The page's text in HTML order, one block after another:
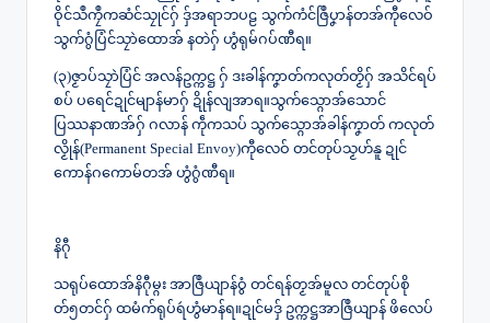
ဝိုင်သဳကၠဳကဆံင်သၠုင်ဂှ် ဒှ်အရာဘပဠ သွက်ကံင်ဇြဳပၞာန်တအ်ကီုလေဝ်
သွက်ဂွံပြံင်သၠာဲထောအ် နတဲဂှ် ဟွံရုမ်ဂပ်ဏီရ။
(၃)ဇၟာပ်သၠာဲပြံင် အလန်ဥက္ကဋ္ဌ ဂှ် ဒးခါန်ကၞာတ်ကလုတ်တၟိဂှ် အသိင်ရပ်
စပ် ပရေင်ဍုင်မျာန်မာဂှ် ဍိုန်လျအာရ။သွက်သ္ဂောအ်သောင်
ပြဿနာဏအ်ဂှ် ဂလာန် ကဵုကသပ် သွက်သ္ဂောအ်ခါန်ကၞာတ် ကလုတ်
လၟိုန်(Permanent Special Envoy)ကီုလေဝ် တင်တုပ်သၟဟ်နူ ဍုင်
ကောန်ဂကောမ်တအ် ဟွံဂွံဏီရ။
နိဂီု
သရုပ်ထောအ်နိဂီုမ္ဂး အာဇြဳယျာန်ဝွံ တင်ရန်တၟအ်မူလ တင်တုပ်စို
တ်၅တင်ဂှ် ထမံက်ရုပ်ရဴဟွံမာန်ရ။ဍုင်မဒှ် ဥက္ကဋ္ဌအာဇြဳယျာန် ဖိလေပ်